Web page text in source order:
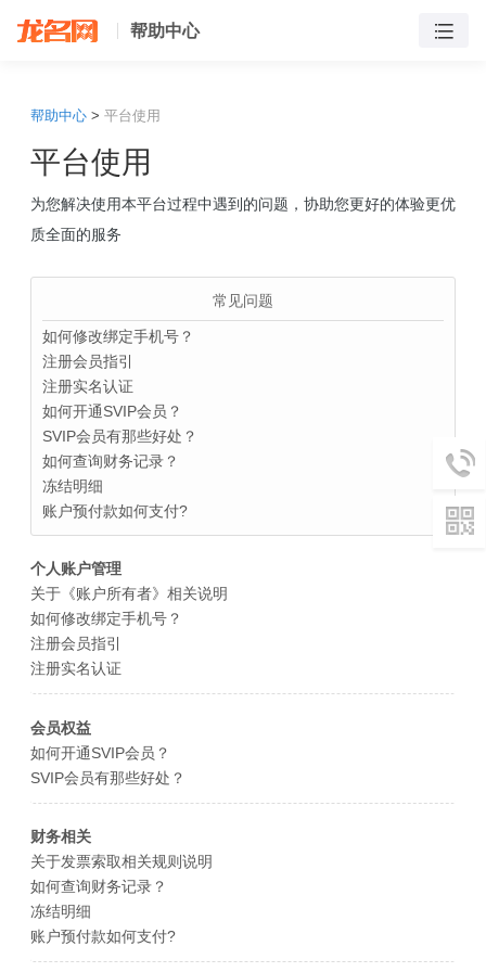
帮助中心
帮助中心 > 平台使用
平台使用
为您解决使用本平台过程中遇到的问题，协助您更好的体验更优
质全面的服务
常见问题
如何修改绑定手机号？
注册会员指引
注册实名认证
如何开通SVIP会员？
SVIP会员有那些好处？
如何查询财务记录？
冻结明细
账户预付款如何支付?
个人账户管理
关于《账户所有者》相关说明
如何修改绑定手机号？
注册会员指引
注册实名认证
会员权益
如何开通SVIP会员？
SVIP会员有那些好处？
财务相关
关于发票索取相关规则说明
如何查询财务记录？
冻结明细
账户预付款如何支付?